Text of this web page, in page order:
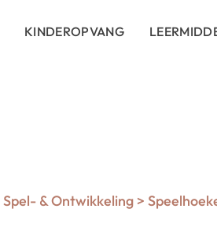
KINDEROPVANG
Spel- & Ontwikkeling >